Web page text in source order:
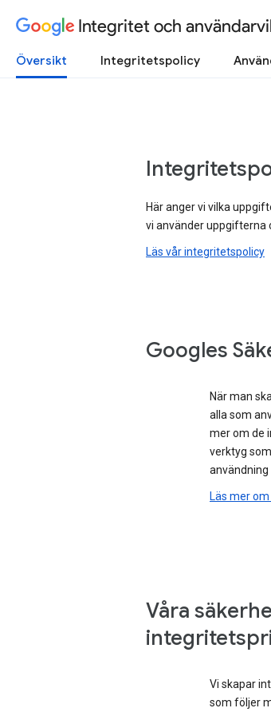
Integritet och
Översikt Integritetspolicy
Här anger vi vilka
vi använder uppgifterna
Läs vår integritetspolicy
Googles
När man
alla som
mer om de
verktyg
användning
Läs mer
Våra
Vi skapar
som följer